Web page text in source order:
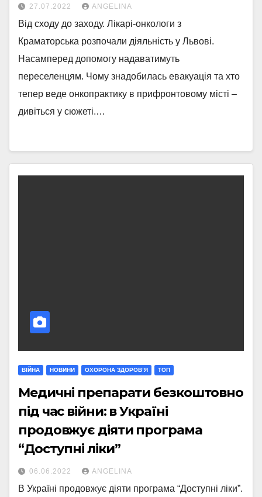
27.07.2022 ANGELINA
Від сходу до заходу. Лікарі-онкологи з
Краматорська розпочали діяльність у Львові.
Насамперед допомогу надаватимуть
переселенцям. Чому знадобилась евакуація та хто
тепер веде онкопрактику в прифронтовому місті –
дивіться у сюжеті.…
ВІЙНА НОВИНИ ОХОРОНА ЗДОРОВ’Я ТОП
Медичні препарати безкоштовно
під час війни: в Україні
продовжує діяти програма
“Доступні ліки”
06.06.2022 ANGELINA
В Україні продовжує діяти програма “Доступні ліки”.